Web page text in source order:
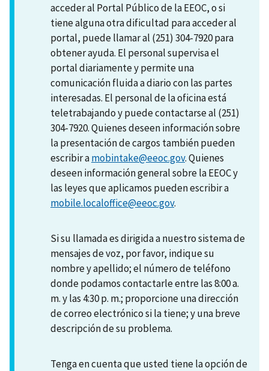
acceder al Portal Público de la EEOC, o si
tiene alguna otra dificultad para acceder al
portal, puede llamar al (251) 304-7920 para
obtener ayuda. El personal supervisa el
portal diariamente y permite una
comunicación fluida a diario con las partes
interesadas. El personal de la oficina está
teletrabajando y puede contactarse al (251)
304-7920. Quienes deseen información sobre
la presentación de cargos también pueden
escribir amobintake@eeoc.gov. Quienes
deseen información general sobre la EEOC y
las leyes que aplicamos pueden escribir a
mobile.localoffice@eeoc.gov.
Si su llamada es dirigida a nuestro sistema de
mensajes de voz, por favor, indique su
nombre y apellido; el número de teléfono
donde podamos contactarle entre las 8:00 a.
m. y las 4:30 p. m.; proporcione una dirección
de correo electrónico si la tiene; y una breve
descripción de su problema.
Tenga en cuenta que usted tiene la opción de